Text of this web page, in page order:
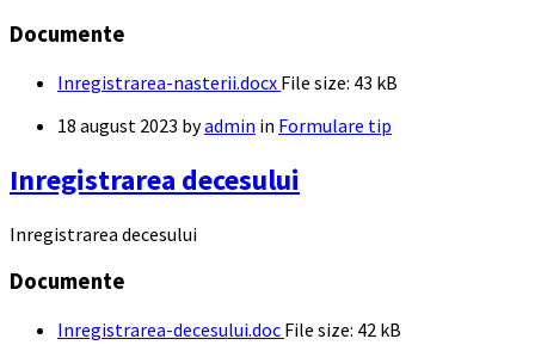
Documente
Inregistrarea-nasterii.docx File size: 43 kB
18 august 2023 byadmin in Formulare tip
Inregistrarea decesului
Inregistrarea decesului
Documente
Inregistrarea-decesului.doc File size: 42 kB